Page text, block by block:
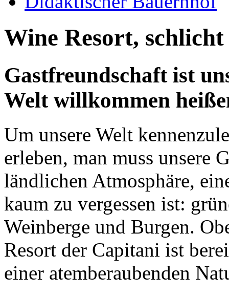
Wine Resort,
Gastfreundschaft ist
Welt willkommen
Um unsere Welt
erleben, man muss unsere
ländlichen Atmosphäre,
kaum zu vergessen ist:
Weinberge und Burgen.
Resort der Capitani ist
einer atemberaubenden